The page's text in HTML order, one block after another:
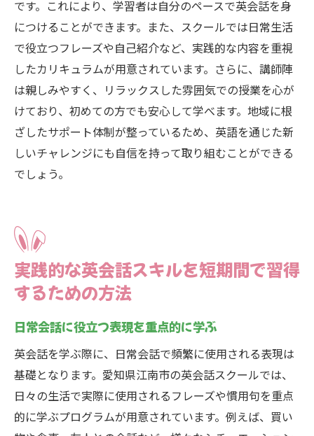
です。これにより、学習者は自分のペースで英会話を身
につけることができます。また、スクールでは日常生活
で役立つフレーズや自己紹介など、実践的な内容を重視
したカリキュラムが用意されています。さらに、講師陣
は親しみやすく、リラックスした雰囲気での授業を心が
けており、初めての方でも安心して学べます。地域に根
ざしたサポート体制が整っているため、英語を通じた新
しいチャレンジにも自信を持って取り組むことができる
でしょう。
実践的な英会話スキルを短期間で習得
するための方法
日常会話に役立つ表現を重点的に学ぶ
英会話を学ぶ際に、日常会話で頻繁に使用される表現は
基礎となります。愛知県江南市の英会話スクールでは、
日々の生活で実際に使用されるフレーズや慣用句を重点
的に学ぶプログラムが用意されています。例えば、買い